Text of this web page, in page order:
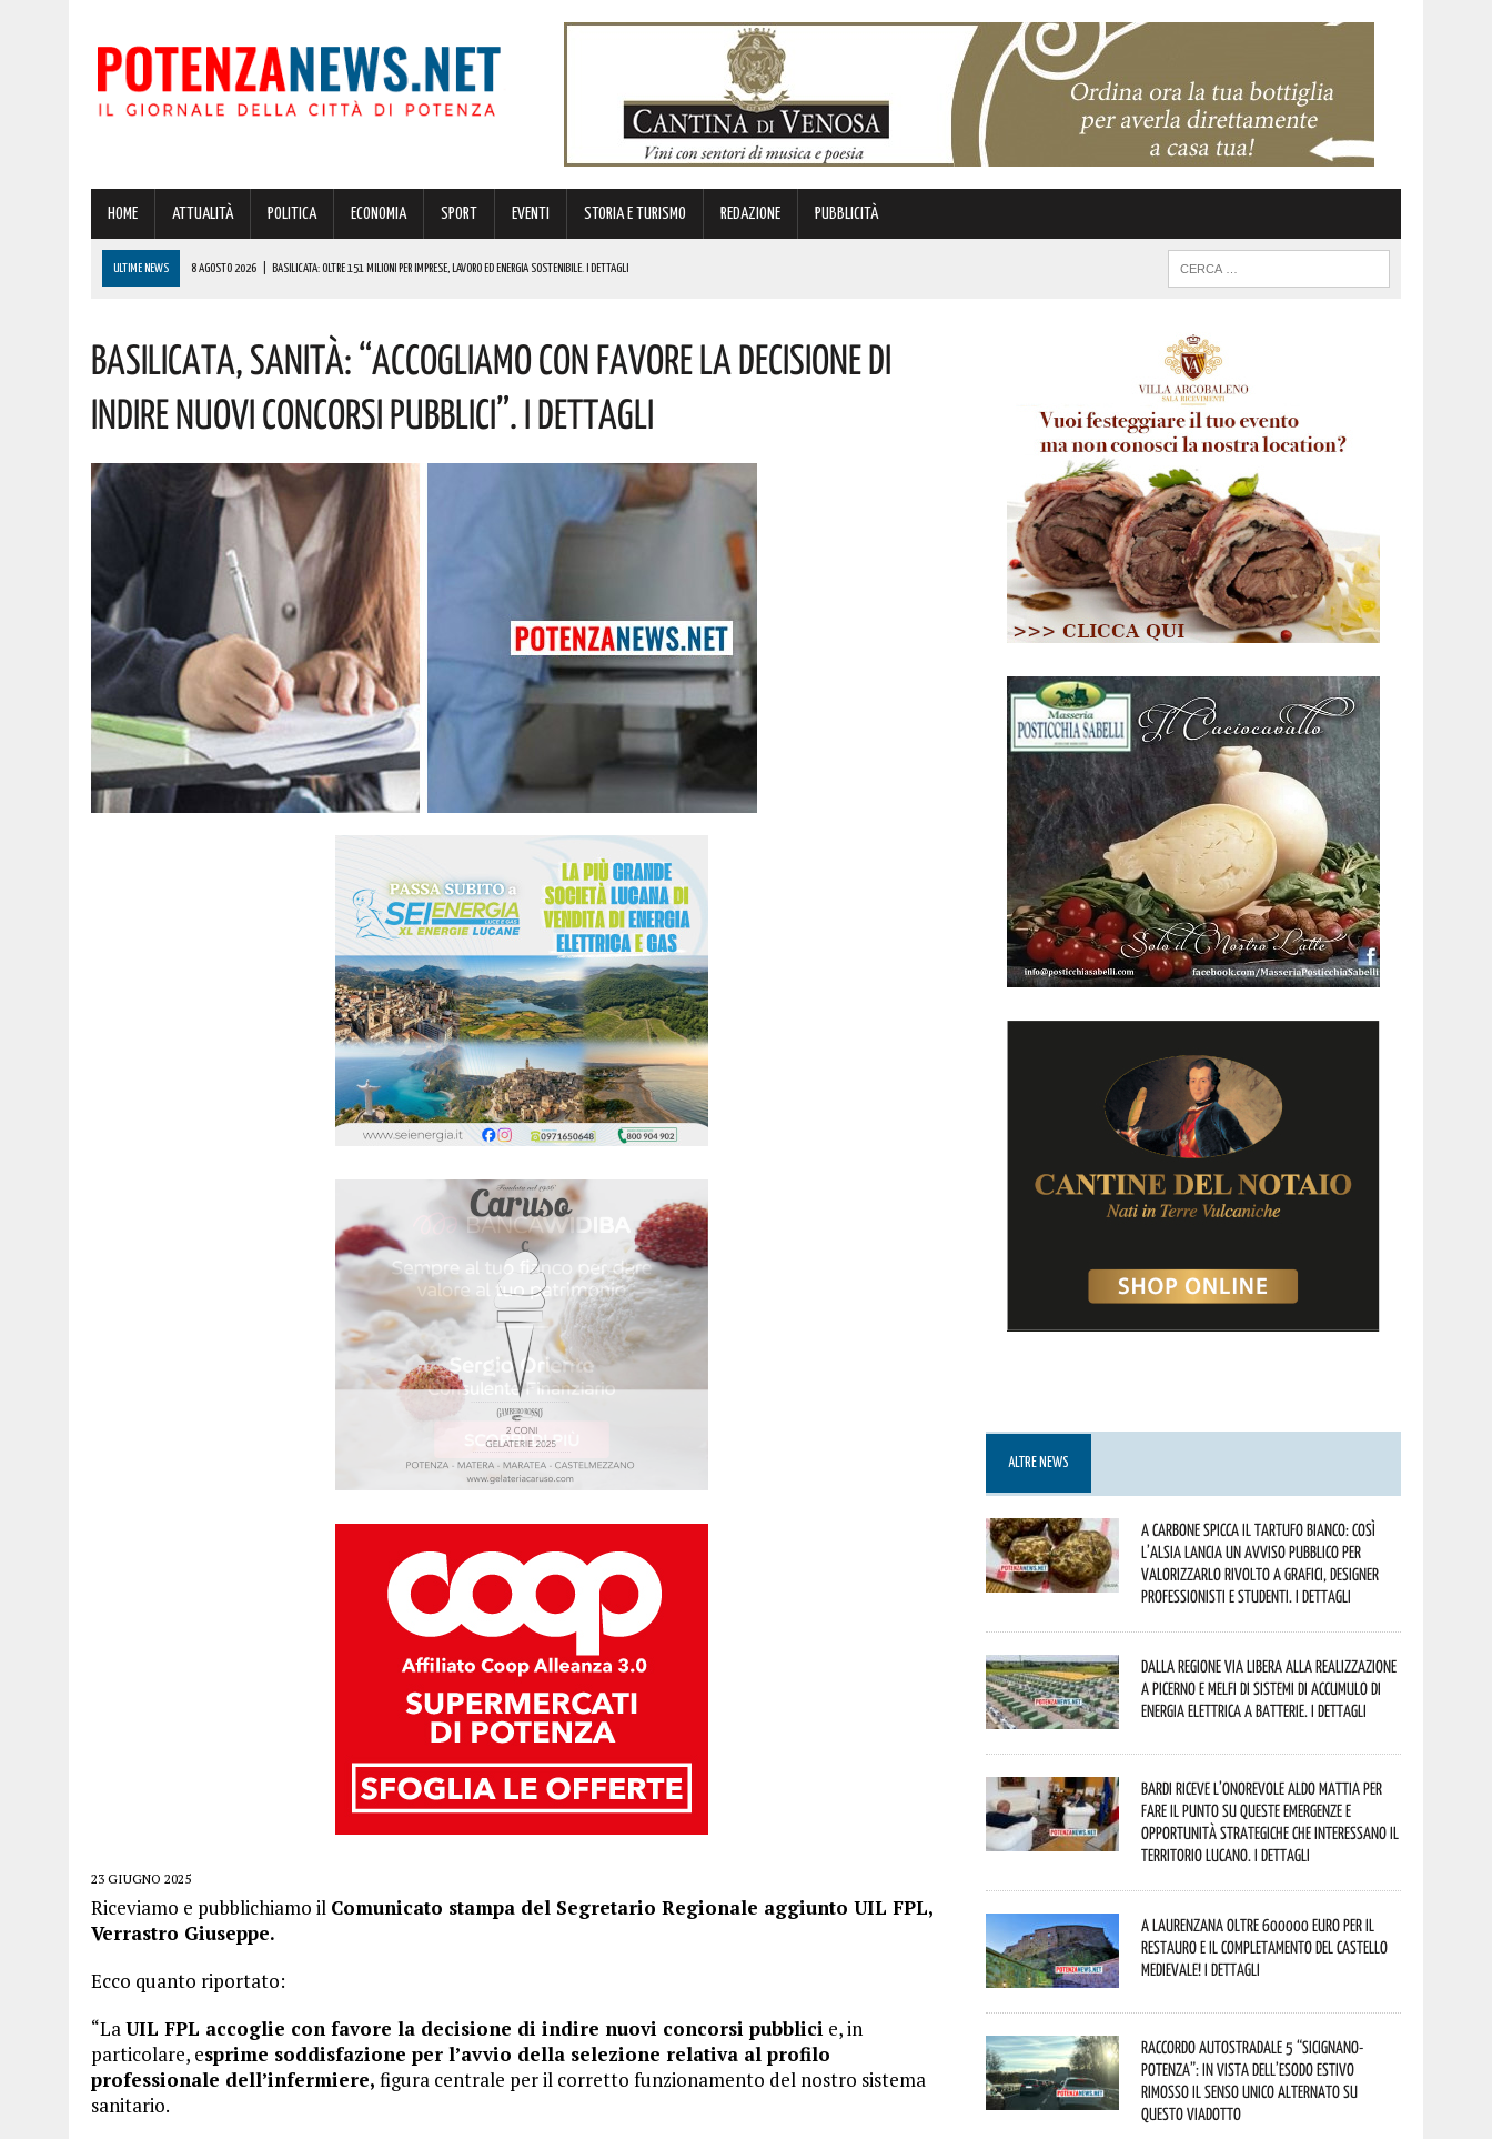
HOME ATTUALITÀ POLITICA ECONOMIA SPORT EVENTI STORIA E TURISMO REDAZIONE PUBBLICITÀ
ULTIME NEWS 8 AGOSTO 2026 BASILICATA: OLTRE 151 MILIONI PER IMPRESE, LAVORO ED ENERGIA SOSTENIBILE. I DETTAGLI
70 ANNI DOPO, MARCINELLE È ANCORA MEMORIA VIVA: MURO LUCANO ONORA COLORO CHE PERSERO LA VITA IN UNA DELLE PAGINE PIÙ DOLOROSE DELLA NOSTRA EMIGRAZIONE
8 AGOSTO 2026 | POTENZA: CLEMENTINO PORTA L’ENERGIA DI “GRANDE ANIMA” IN PROVINCIA. IL CONCERTO AD INGRESSO GRATUITO
8 AGOSTO 2026 | POTENZA: GRAVISSIMA AGGRESSIONE IN CARCERE! LA DENUNCIA
Basilicata, Sanità: “accogliamo Con Favore La Decisione Di
Indire Nuovi Concorsi Pubblici”. I Dettagli
23 GIUGNO 2025
Riceviamo e pubblichiamo il Comunicato stampa del Segretario Regionale aggiunto UIL FPL,
Verrastro Giuseppe.
Ecco quanto riportato:
“LaUIL FPL accoglie con favore la decisione di indire nuovi concorsi pubblici e, in
particolare, esprime soddisfazione per l’avvio della selezione relativa al profilo
professionale dell’infermiere, figura centrale per il corretto funzionamento del nostro sistema
sanitario.
ALTRE NEWS
A Carbone spicca il tartufo bianco: così
l’Alsia lancia un avviso pubblico per
valorizzarlo rivolto a grafici, designer
professionisti e studenti. I dettagli
Dalla Regione via libera alla realizzazione
a Picerno e Melfi di sistemi di accumulo di
energia elettrica a batterie. I dettagli
Bardi riceve l’onorevole Aldo Mattia per
fare il punto su queste emergenze e
opportunità strategiche che interessano il
territorio lucano. I dettagli
A Laurenzana oltre 600000 euro per il
restauro e il completamento del Castello
Medievale! I dettagli
Raccordo Autostradale 5 “Sicignano-
Potenza”: in vista dell’esodo estivo
rimosso il senso unico alternato su
questo viadotto